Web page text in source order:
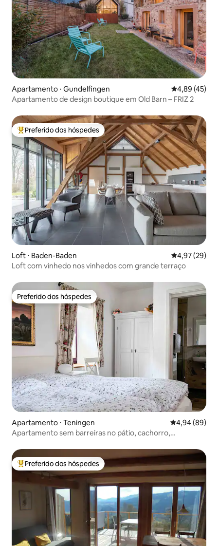
Apartamento ⋅ Gundelfingen 4,89 de uma
4,89 (45)
Apartamento de design boutique em Old Barn – FRIZ 2
Entre os melhores preferidos dos hóspedes
Preferido dos hóspedes
Loft ⋅ Baden-Baden 4,97 de uma
4,97 (29)
Loft com vinhedo nos vinhedos com grande terraço
Preferido dos hóspedes
Preferido dos hóspedes
Apartamento ⋅ Teningen 4,94 de uma
4,94 (89)
Apartamento sem barreiras no pátio, cachorro,
Entre os melhores preferidos dos hóspedes
Preferido dos hóspedes